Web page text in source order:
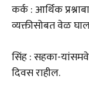
कर्क : आर्थिक
व्यक्तीसोबत वेळ
सिंह : सहका-
दिवस राहील.